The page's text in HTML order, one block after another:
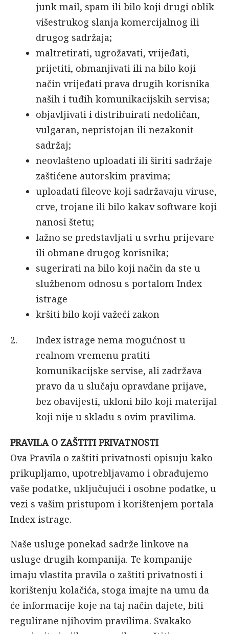
junk mail, spam ili bilo koji drugi oblik
višestrukog slanja komercijalnog ili
drugog sadržaja;
maltretirati, ugrožavati, vrijeđati,
prijetiti, obmanjivati ili na bilo koji
način vrijeđati prava drugih korisnika
naših i tuđih komunikacijskih servisa;
objavljivati i distribuirati nedoličan,
vulgaran, nepristojan ili nezakonit
sadržaj;
neovlašteno uploadati ili širiti sadržaje
zaštićene autorskim pravima;
uploadati fileove koji sadržavaju viruse,
crve, trojane ili bilo kakav software koji
nanosi štetu;
lažno se predstavljati u svrhu prijevare
ili obmane drugog korisnika;
sugerirati na bilo koji način da ste u
službenom odnosu s portalom Index
istrage
kršiti bilo koji važeći zakon
Index istrage nema mogućnost u
realnom vremenu pratiti
komunikacijske servise, ali zadržava
pravo da u slučaju opravdane prijave,
bez obavijesti, ukloni bilo koji materijal
koji nije u skladu s ovim pravilima.
PRAVILA O ZAŠTITI PRIVATNOSTI
Ova Pravila o zaštiti privatnosti opisuju kako
prikupljamo, upotrebljavamo i obrađujemo
vaše podatke, uključujući i osobne podatke, u
vezi s vašim pristupom i korištenjem portala
Index istrage.
Naše usluge ponekad sadrže linkove na
usluge drugih kompanija. Te kompanije
imaju vlastita pravila o zaštiti privatnosti i
korištenju kolačića, stoga imajte na umu da
će informacije koje na taj način dajete, biti
regulirane njihovim pravilima. Svakako